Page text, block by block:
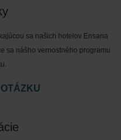
sa našich hotelov Ensana
sa nášho vernostného programu